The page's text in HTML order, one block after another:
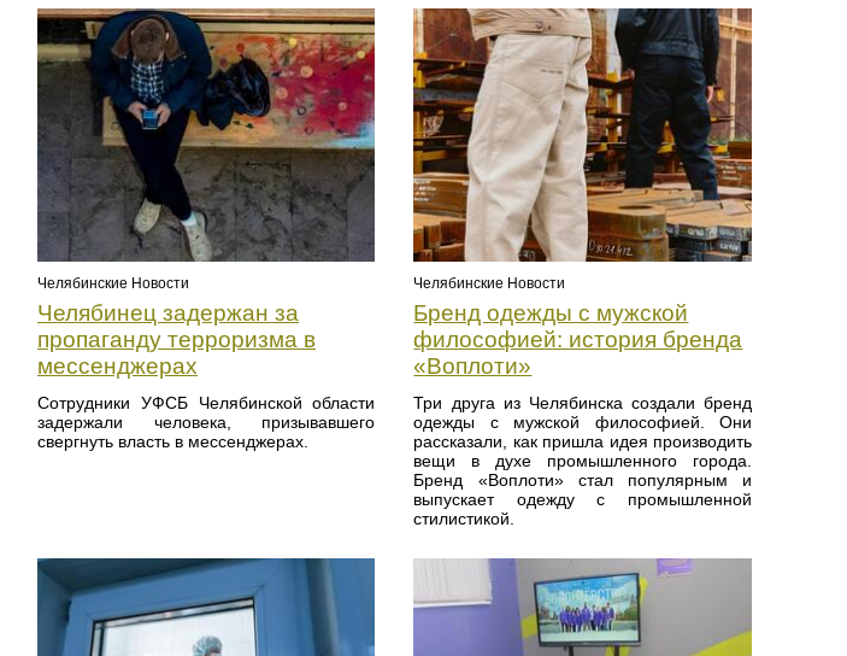
Челябинские Новости
Челябинец задержан за
пропаганду терроризма в
мессенджерах
Сотрудники УФСБ Челябинской области
задержали человека, призывавшего
свергнуть власть в мессенджерах.
Челябинские Новости
Бренд одежды с мужской
философией: история бренда
«Воплоти»
Три друга из Челябинска создали бренд
одежды с мужской философией. Они
рассказали, как пришла идея производить
вещи в духе промышленного города.
Бренд «Воплоти» стал популярным и
выпускает одежду с промышленной
стилистикой.